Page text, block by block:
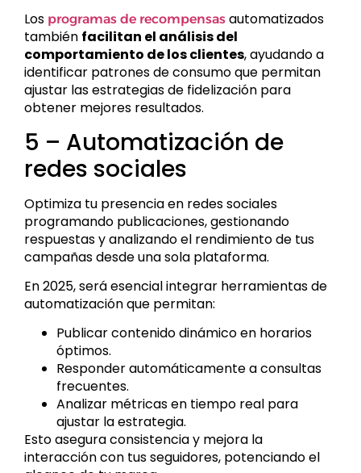
Los programas de recompensas automatizados
también facilitan el análisis del
comportamiento de los clientes, ayudando a
identificar patrones de consumo que permitan
ajustar las estrategias de fidelización para
obtener mejores resultados.
5 – Automatización de
redes sociales
Optimiza tu presencia en redes sociales
programando publicaciones, gestionando
respuestas y analizando el rendimiento de tus
campañas desde una sola plataforma.
En 2025, será esencial integrar herramientas de
automatización que permitan:
Publicar contenido dinámico en horarios
óptimos.
Responder automáticamente a consultas
frecuentes.
Analizar métricas en tiempo real para
ajustar la estrategia.
Esto asegura consistencia y mejora la
interacción con tus seguidores, potenciando el